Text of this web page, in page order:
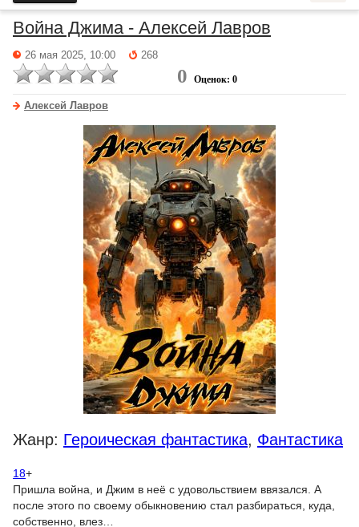
Война Джима - Алексей Лавров
26 мая 2025, 10:00 268
0 Оценок: 0
Алексей Лавров
Жанр: Героическая фантастика, Фантастика
18+
Пришла война, и Джим в неё с удовольствием ввязался. А
после этого по своему обыкновению стал разбираться, куда,
собственно, влез…